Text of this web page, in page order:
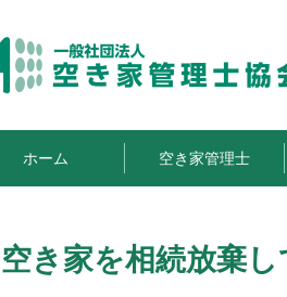
ホーム 空き家管理士
空き家を相続放棄